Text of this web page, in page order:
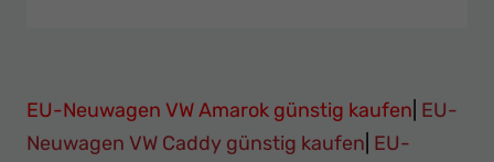
EU-Neuwagen VW Amarok günstig kaufen EU-
Neuwagen VW Caddy günstig kaufen EU-